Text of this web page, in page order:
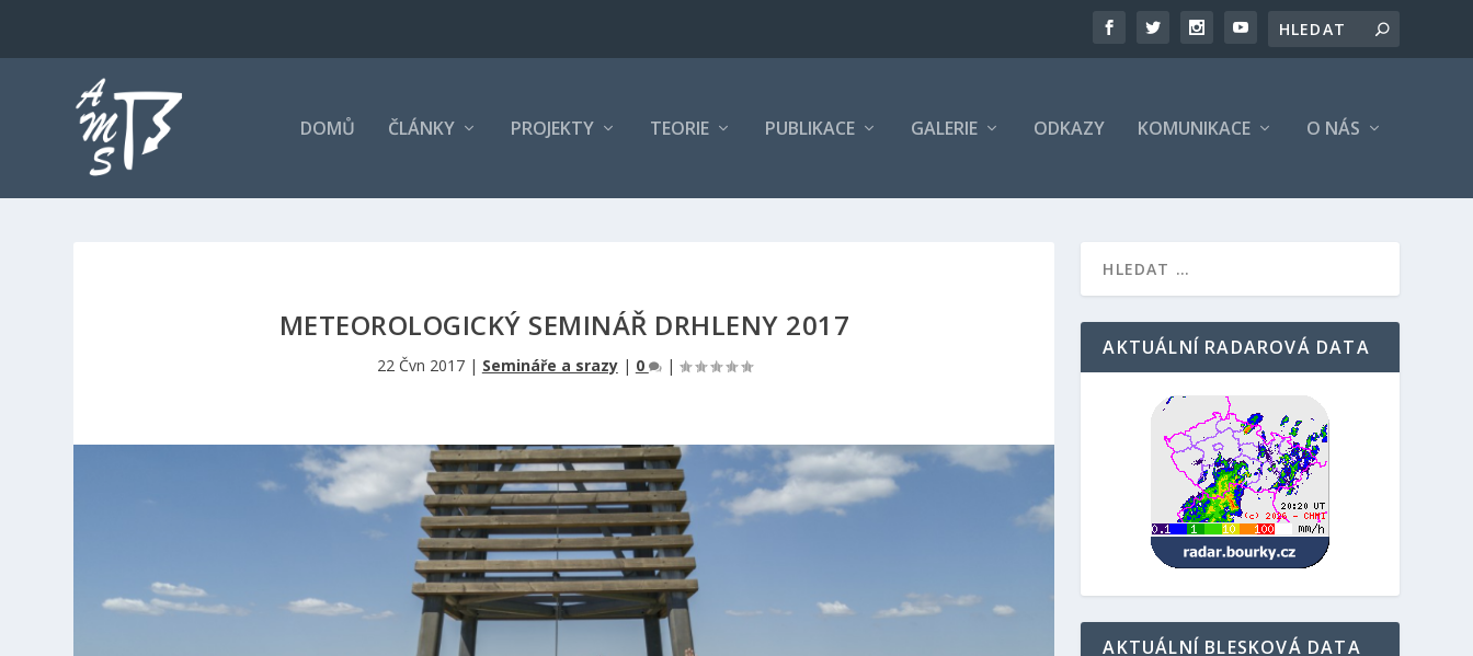
DOMŮ ČLÁNKY PROJEKTY TEORIE PUBLIKACE GALERIE ODKAZY KOMUNIKACE O NÁS
METEOROLOGICKÝ SEMINÁŘ DRHLENY 2017
22 Čvn 2017| Semináře a srazy| 0 |
AKTUÁLNÍ RADAROVÁ DATA
AKTUÁLNÍ BLESKOVÁ DATA